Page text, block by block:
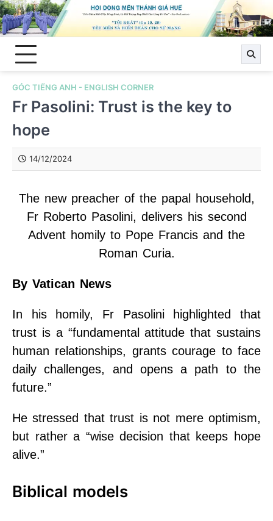
Skip
to
content
GÓC TIẾNG ANH - ENGLISH CORNER
Fr Pasolini: Trust is the key to
hope
14/12/2024
The new preacher of the papal household,
Fr Roberto Pasolini, delivers his second
Advent homily to Pope Francis and the
Roman Curia.
By Vatican News
In his homily, Fr Pasolini highlighted that
trust is a “fundamental attitude that sustains
human relationships, grants courage to face
daily challenges, and opens a path to the
future.”
He stressed that trust is not mere optimism,
but rather a “wise decision that keeps hope
alive.”
Biblical models